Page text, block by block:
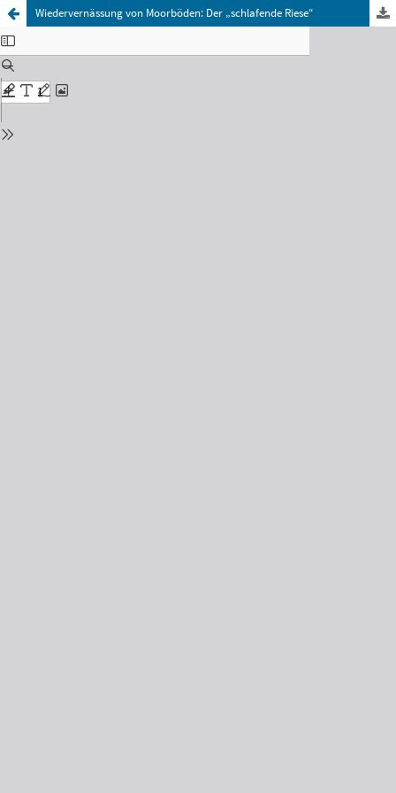
Wiedervernässung von Moorböden: Der „schlafende Riese“